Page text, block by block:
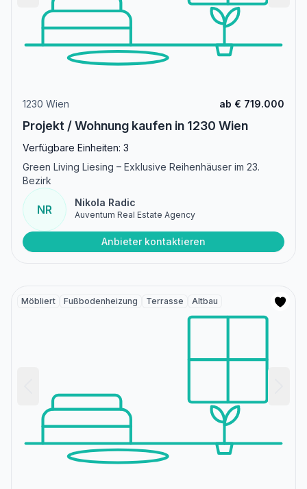
1230 Wien ab € 719.000
Projekt / Wohnung kaufen in 1230 Wien
Verfügbare Einheiten: 3
Green Living Liesing – Exklusive Reihenhäuser im 23.
Bezirk
NR
Nikola Radic
Auventum Real Estate Agency
Anbieter kontaktieren
Möbliert Fußbodenheizung Terrasse Altbau